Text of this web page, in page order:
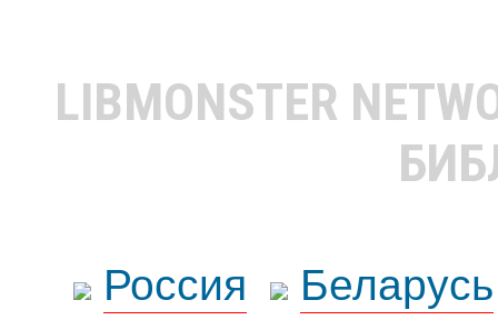
LIBMONSTER
Россия
Беларусь